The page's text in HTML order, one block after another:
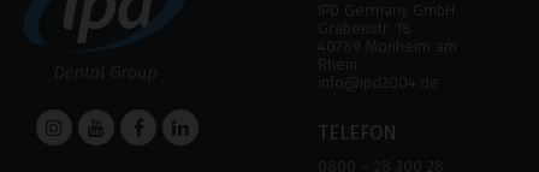
IPD Germany GmbH
Grabenstr. 18
40789 Monheim am
Rhein
info@ipd2004.de
TELEFON
0800 – 28 300 28